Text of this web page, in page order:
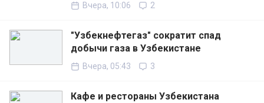
Вчера, 10:06 2
"Узбекнефтегаз" сократит спад
добычи газа в Узбекистане
Вчера, 05:43 3
Кафе и рестораны Узбекистана